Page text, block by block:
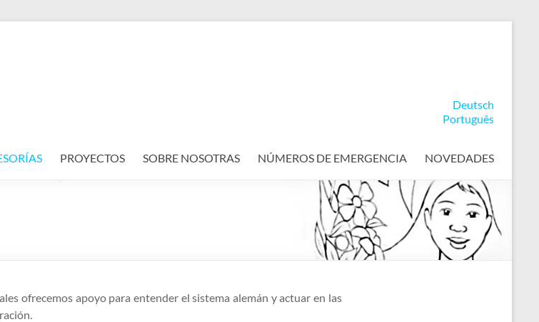
Deutsch
Português
PROYECTOS SOBRE NOSOTRAS NÚMEROS DE EMERGENCIA NOVEDADES
ofrecemos apoyo para entender el sistema alemán y actuar en las